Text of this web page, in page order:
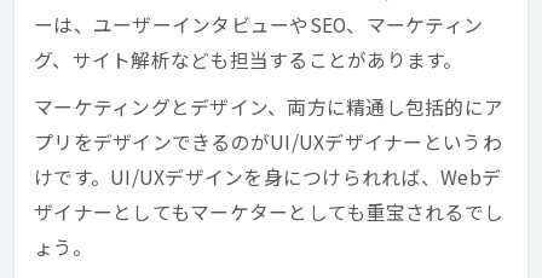
ーは、ユーザーインタビューやSEO、マーケティン
グ、サイト解析なども担当することがあります。
マーケティングとデザイン、両方に精通し包括的にア
プリをデザインできるのがUI/UXデザイナーというわ
けです。UI/UXデザインを身につけられれば、Webデ
ザイナーとしてもマーケターとしても重宝されるでし
ょう。